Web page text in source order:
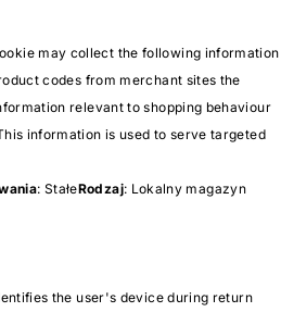
may collect the following information
codes from merchant sites the
relevant to shopping behaviour
information is used to serve targeted
: StałeRodzaj: Lokalny magazyn
the user's device during return